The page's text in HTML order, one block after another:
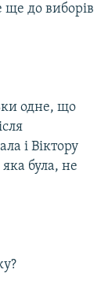
ще до виборів
одне, що
і Віктору
була, не